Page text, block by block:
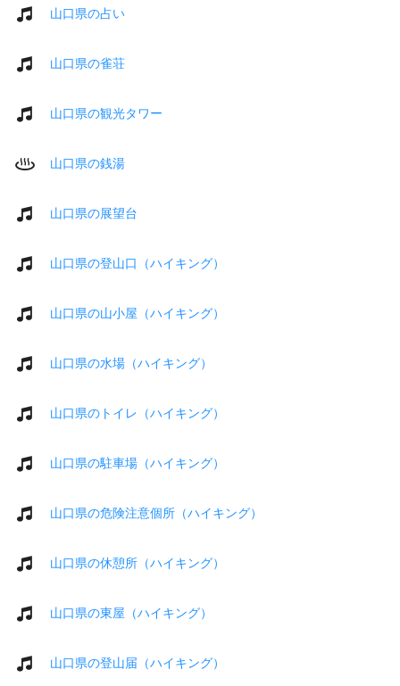
山口県の占い
山口県の雀荘
山口県の観光タワー
山口県の銭湯
山口県の展望台
山口県の登山口（ハイキング）
山口県の山小屋（ハイキング）
山口県の水場（ハイキング）
山口県のトイレ（ハイキング）
山口県の駐車場（ハイキング）
山口県の危険注意個所（ハイキング）
山口県の休憩所（ハイキング）
山口県の東屋（ハイキング）
山口県の登山届（ハイキング）